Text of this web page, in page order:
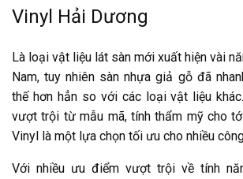
Vinyl Hải Dương
Là loại vật liệu lát sàn mới xuất hiện vài
Nam, tuy nhiên sàn nhựa giả gỗ đã
thế hơn hẳn so với các loại vật liệu
vượt trội từ mẫu mã, tính thẩm mỹ cho
Vinyl là một lựa chọn tối ưu cho nhiều
Với nhiều ưu điểm vượt trội về tính